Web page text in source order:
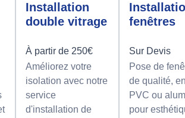
Installation
double vitrage
À partir de 250€
Améliorez votre
isolation avec notre
service
d'installation de
fenêtres
Sur Devis
Pose de
de qualité,
PVC ou
pour